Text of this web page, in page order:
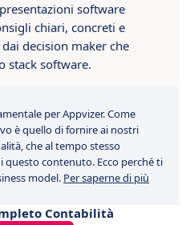
software
chiari, concreti e
decision maker che
stack software.
per Appvizer. Come
è quello di fornire ai nostri
che al tempo stesso
questo contenuto. Ecco perché ti
model. Per saperne di più
Contabilità